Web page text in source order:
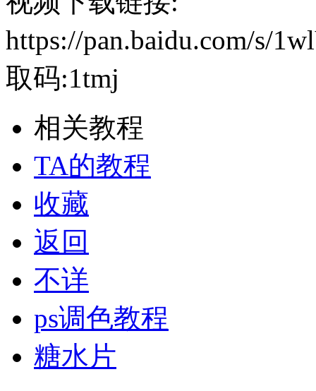
https://pan.baidu.com/s/
取码:1tmj
相关教程
TA的教程
收藏
返回
不详
ps调色教程
糖水片